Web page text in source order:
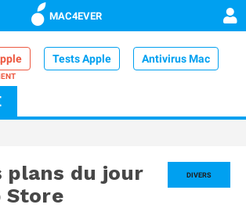
MAC4EVER
Tests Apple Antivirus Mac
iPhone
DIVERS
plans du jour
Store